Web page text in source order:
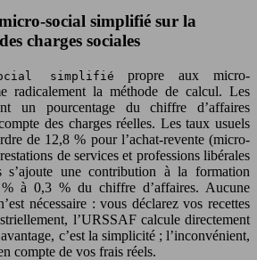
social simplifié sur la
charges sociales
simplifié
propre aux micro-
radicalement la méthode de calcul. Les
un pourcentage du chiffre d’affaires
des charges réelles. Les taux usuels
de 12,8 % pour l’achat-revente (micro-
de services et professions libérales
s’ajoute une contribution à la formation
à 0,3 % du chiffre d’affaires. Aucune
nécessaire : vous déclarez vos recettes
l’URSSAF calcule directement
c’est la simplicité ; l’inconvénient,
compte de vos frais réels.